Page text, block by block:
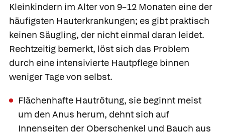
Kleinkindern im Alter von 9–12 Monaten eine der
häufigsten Hauterkrankungen; es gibt praktisch
keinen Säugling, der nicht einmal daran leidet.
Rechtzeitig bemerkt, löst sich das Problem
durch eine intensivierte Hautpflege binnen
weniger Tage von selbst.
Flächenhafte Hautrötung, sie beginnt meist
um den Anus herum, dehnt sich auf
Innenseiten der Oberschenkel und Bauch aus